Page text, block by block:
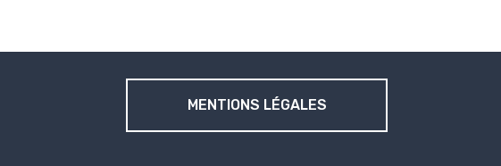
MENTIONS LÉGALES